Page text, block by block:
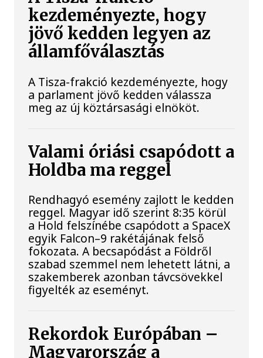
kezdeményezte, hogy
jövő kedden legyen az
államfőválasztás
A Tisza-frakció kezdeményezte, hogy
a parlament jövő kedden válassza
meg az új köztársasági elnököt.
Valami óriási csapódott a
Holdba ma reggel
Rendhagyó esemény zajlott le kedden
reggel. Magyar idő szerint 8:35 körül
a Hold felszínébe csapódott a SpaceX
egyik Falcon–9 rakétájának felső
fokozata. A becsapódást a Földről
szabad szemmel nem lehetett látni, a
szakemberek azonban távcsövekkel
figyelték az eseményt.
Rekordok Európában –
Magyarország a